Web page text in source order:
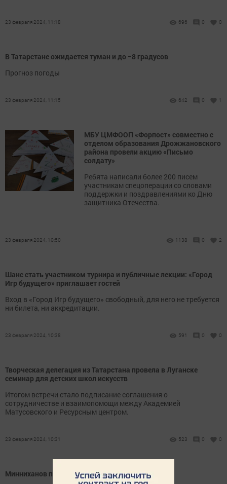
23 февраля 2024, 11:18 696 0 0
В Татарстане ожидается туман и до −8 градусов
Прогноз погоды
23 февраля 2024, 11:15 642 0 1
МБУ ЦМФООП «Форпост» совместно с
отделом образования Дрожжановского
района провели акцию «Письмо
солдату»
Ребята написали более 200 писем
участникам спецоперации со словами
поддержки и поздравлениями ко Дню
защитника Отечества.
23 февраля 2024, 10:50 1138 0 2
Шанс стать участником турнира и публичные лекции: «Город
Игр будущего» приглашает гостей
Вход в «Город Игр будущего» свободный, для него не требуется
ни билета, ни аккредитации.
23 февраля 2024, 10:38 591 0 0
Творческая делегация из Татарстана провела в Луганске
семинар для детских школ искусств
Итогом встречи стало подписание соглашения о
сотрудничестве и взаимопомощи между Академией
Матусовского и Ресурсным центром.
23 февраля 2024, 10:31 523 0 0
Минниханов поздравил жителей РТ с 23 Февраля